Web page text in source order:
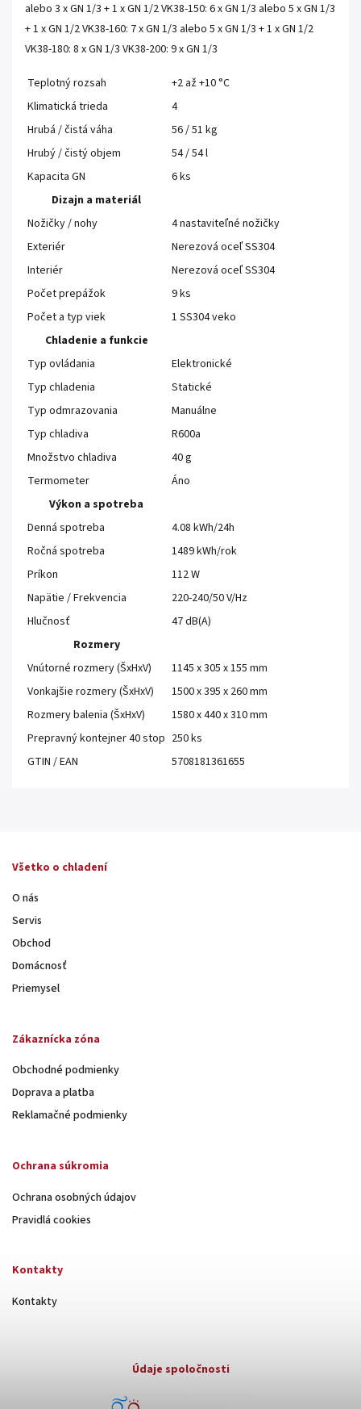
alebo 3 x GN 1/3 + 1 x GN 1/2 VK38-150: 6 x GN 1/3 alebo 5 x GN 1/3
+ 1 x GN 1/2 VK38-160: 7 x GN 1/3 alebo 5 x GN 1/3 + 1 x GN 1/2
VK38-180: 8 x GN 1/3 VK38-200: 9 x GN 1/3
Teplotný rozsah
+2 až +10 °C
Klimatická trieda
4
Hrubá / čistá váha
56 / 51 kg
Hrubý / čistý objem
54 / 54 l
Kapacita GN
6 ks
Dizajn a materiál
Nožičky / nohy
4 nastaviteľné nožičky
Exteriér
Nerezová oceľ SS304
Interiér
Nerezová oceľ SS304
Počet prepážok
9 ks
Počet a typ viek
1 SS304 veko
Chladenie a funkcie
Typ ovládania
Elektronické
Typ chladenia
Statické
Typ odmrazovania
Manuálne
Typ chladiva
R600a
Množstvo chladiva
40 g
Termometer
Áno
Výkon a spotreba
Denná spotreba
4.08 kWh/24h
Ročná spotreba
1489 kWh/rok
Príkon
112 W
Napätie / Frekvencia
220-240/50 V/Hz
Hlučnosť
47 dB(A)
Rozmery
Vnútorné rozmery (ŠxHxV)
1145 x 305 x 155 mm
Vonkajšie rozmery (ŠxHxV)
1500 x 395 x 260 mm
Rozmery balenia (ŠxHxV)
1580 x 440 x 310 mm
Prepravný kontejner 40 stop 250 ks
GTIN / EAN
5708181361655
Všetko o chladení
O nás
Servis
Obchod
Domácnosť
Priemysel
Zákaznícka zóna
Obchodné podmienky
Doprava a platba
Reklamačné podmienky
Ochrana súkromia
Ochrana osobných údajov
Pravidlá cookies
Kontakty
Kontakty
Údaje spoločnosti